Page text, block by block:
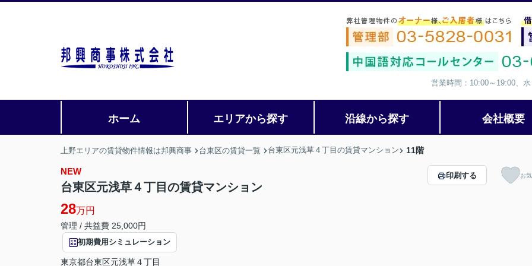
営業時間：10:00～19:00、
ホーム エリアから探す 沿線から探す 会社概要
上野エリアの賃貸物件情報は邦興商事 台東区の賃貸一覧 台東区元浅草４丁目の賃貸マンション 11階
NEW
台東区元浅草４丁目の賃貸マンション
28万円
管理 / 共益費 25,000円
初期費用シミュレーション
東京都台東区元浅草４丁目
印刷する お